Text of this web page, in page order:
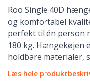
Roo Single 40D
og komfortabel
perfekt til én person
180 kg. Hængekøjen
holdbare materialer,
Læs hele